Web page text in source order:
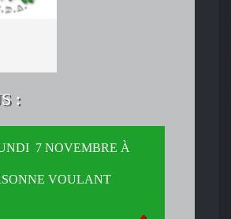
:
7 NOVEMBRE À
VOULANT